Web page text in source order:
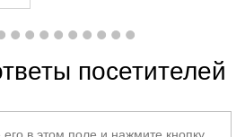
посетителей